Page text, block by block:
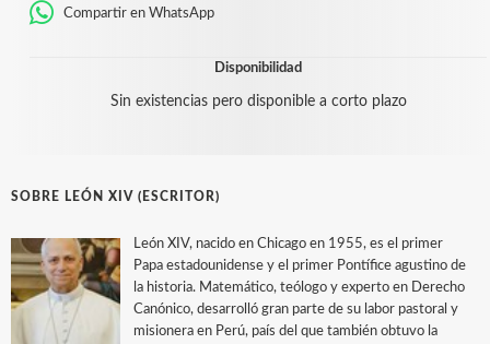
Compartir en WhatsApp
Disponibilidad
Sin existencias pero disponible a corto plazo
SOBRE LEÓN XIV (ESCRITOR)
León XIV, nacido en Chicago en 1955, es el primer
Papa estadounidense y el primer Pontífice agustino de
la historia. Matemático, teólogo y experto en Derecho
Canónico, desarrolló gran parte de su labor pastoral y
misionera en Perú, país del que también obtuvo la